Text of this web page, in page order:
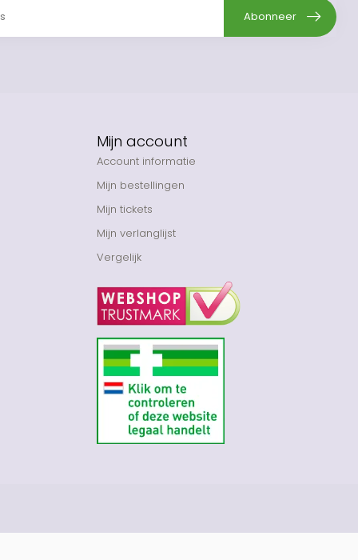
Abonneer
Mijn account
Account informatie
Mijn bestellingen
Mijn tickets
Mijn verlanglijst
Vergelijk